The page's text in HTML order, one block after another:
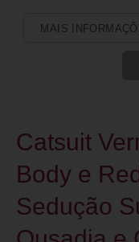
MAIS
Catsuit
Body e
Sedução